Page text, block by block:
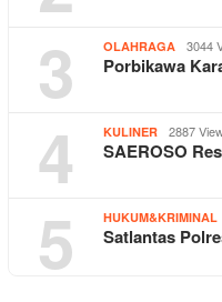
3 OLAHRAGA 3044
Porbikawa
4 KULINER 2887
SAEROSO
5 HUKUM&KRIMINAL
Satlantas